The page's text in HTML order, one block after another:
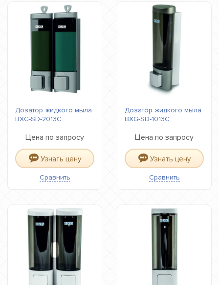
Дозатор жидкого мыла
BXG-SD-2013C
Цена по запросу
Узнать цену
Сравнить
Дозатор жидкого мыла
BXG-SD-1013C
Цена по запросу
Узнать цену
Сравнить